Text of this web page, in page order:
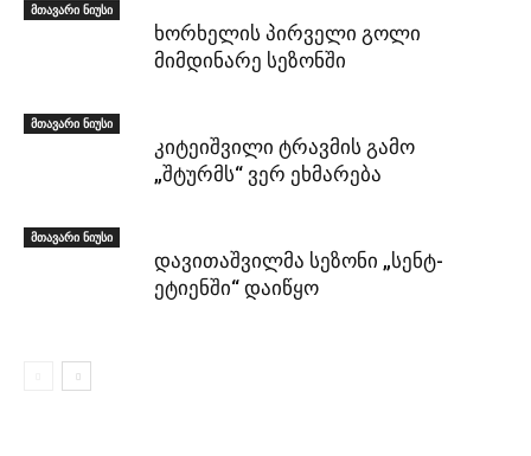
მთავარი ნიუსი
ხორხელის პირველი გოლი
მიმდინარე სეზონში
მთავარი ნიუსი
კიტეიშვილი ტრავმის გამო
„შტურმს“ ვერ ეხმარება
მთავარი ნიუსი
დავითაშვილმა სეზონი „სენტ-
ეტიენში“ დაიწყო